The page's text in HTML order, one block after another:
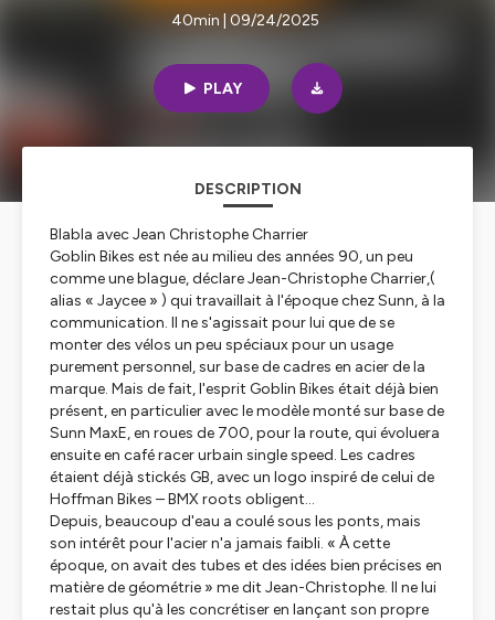
40min | 09/24/2025
PLAY
DESCRIPTION
Blabla avec Jean Christophe Charrier
Goblin Bikes est née au milieu des années 90, un peu
comme une blague, déclare Jean-Christophe Charrier,(
alias « Jaycee » ) qui travaillait à l'époque chez Sunn, à la
communication. Il ne s'agissait pour lui que de se
monter des vélos un peu spéciaux pour un usage
purement personnel, sur base de cadres en acier de la
marque. Mais de fait, l'esprit Goblin Bikes était déjà bien
présent, en particulier avec le modèle monté sur base de
Sunn MaxE, en roues de 700, pour la route, qui évoluera
ensuite en café racer urbain single speed. Les cadres
étaient déjà stickés GB, avec un logo inspiré de celui de
Hoffman Bikes – BMXroots obligent...
Depuis, beaucoup d'eau a coulé sous les ponts, mais
son intérêt pour l'acier n'a jamais faibli. « À cette
époque, on avait des tubes et des idées bien précises en
matière de géométrie » me dit Jean-Christophe. Il ne lui
restait plus qu'à les concrétiser en lançant son propre